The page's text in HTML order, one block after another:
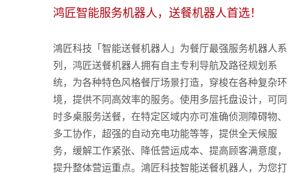
鸿匠智能服务机器人，送餐机器人首选！
鴻匠科技「智能送餐机器人」为餐厅最强服务机器人系
列，鸿匠送餐机器人拥有自主专利导航及路径规划系
统，为各种特色风格餐厅场景打造，穿梭在各种复杂环
境，提供不同高效率的服务。使用多层托盘设计，可同
时多桌服务送餐，在特定区域内亦可准确侦测障碍物、
多工协作，超强的自动充电功能等等，提供全天候服
务，缓解工作紧张、降低营运成本、提高顾客满意度，
提升整体营运重点。鴻匠科技智能送餐机器人，为您打